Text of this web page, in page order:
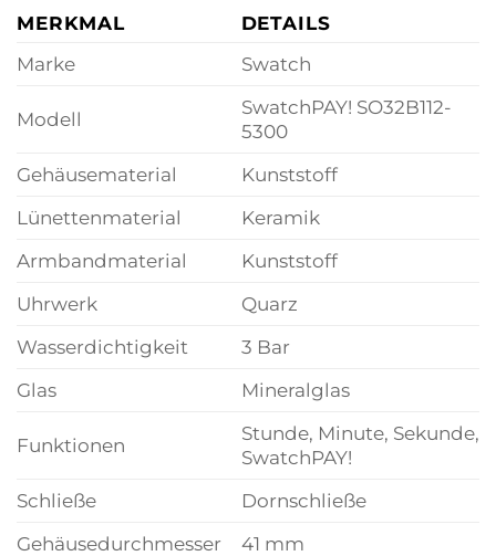
MERKMAL
DETAILS
Marke
Swatch
Modell
SwatchPAY! SO32B112-
5300
Gehäusematerial
Kunststoff
Lünettenmaterial
Keramik
Armbandmaterial
Kunststoff
Uhrwerk
Quarz
Wasserdichtigkeit
3 Bar
Glas
Mineralglas
Funktionen
Stunde, Minute, Sekunde,
SwatchPAY!
Schließe
Dornschließe
Gehäusedurchmesser
41 mm